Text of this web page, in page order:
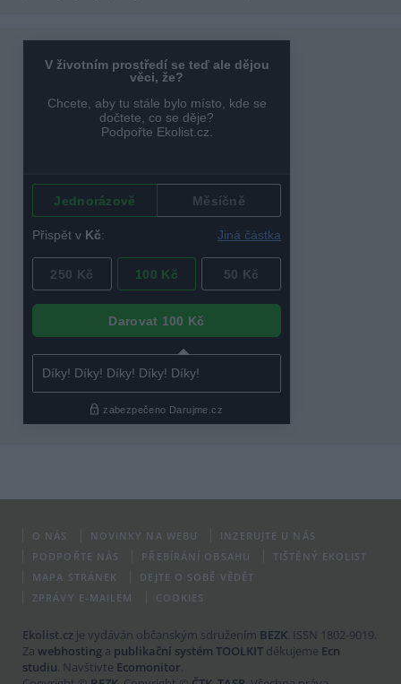
O NÁS NOVINKY NA WEBU
INZERUJTE U NÁS
PODPOŘTE NÁS
PŘEBÍRÁNÍ OBSAHU
TIŠTĚNÝ EKOLIST
MAPA STRÁNEK
DEJTE O SOBĚ VĚDĚT
ZPRÁVY E-MAILEM
COOKIES
Ekolist.cz je vydáván občanským sdružením BEZK. ISSN 1802-9019.
Za webhosting a publikační systém TOOLKIT děkujeme Ecn
studiu. Navštivte Ecomonitor.